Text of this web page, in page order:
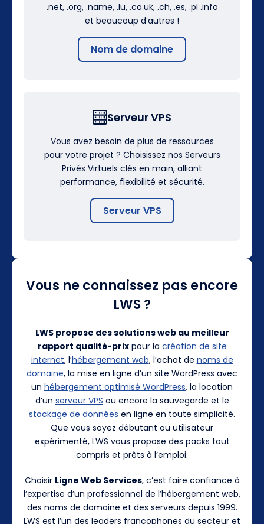
.net, .org, .name, .lu, .co.uk, .ch, .es, .pl .info
et beaucoup d’autres !
Nom de domaine
Serveur VPS
Vous avez besoin de plus de ressources
pour votre projet ? Choisissez nos Serveurs
Privés Virtuels clés en main, alliant
performance, flexibilité et sécurité.
Serveur VPS
Vous ne connaissez pas encore
LWS ?
LWS propose des solutions web au meilleur
rapport qualité-prixpour la création de site
internet, l’hébergement web, l’achat de noms de
domaine, la mise en ligne d’un site WordPress avec
un hébergement optimisé WordPress, la location
d’un serveur VPS ou encore la sauvegarde et le
stockage de données en ligne en toute simplicité.
Que vous soyez débutant ou utilisateur
expérimenté, LWS vous propose des packs tout
compris et prêts à l’emploi.
Choisir Ligne Web Services, c’est faire confiance à
l’expertise d’un professionnel de l’hébergement web,
des noms de domaine et des serveurs depuis 1999.
LWS est l’un des leaders francophones du secteur et